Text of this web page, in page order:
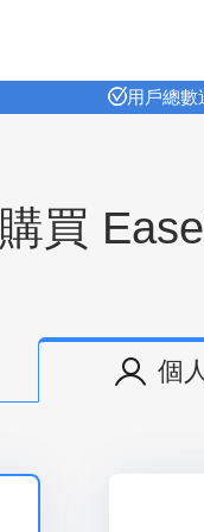
用戶總數
購買
個